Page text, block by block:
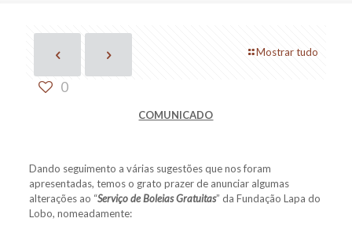
Mostrar tudo
0
COMUNICADO
Dando seguimento a várias sugestões que nos foram
apresentadas, temos o grato prazer de anunciar algumas
alterações ao “Serviço de Boleias Gratuitas” da Fundação Lapa do
Lobo, nomeadamente: